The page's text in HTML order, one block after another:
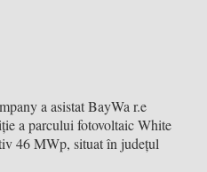
a asistat BayWa r.e
a parcului fotovoltaic White
46 MWp, situat în județul